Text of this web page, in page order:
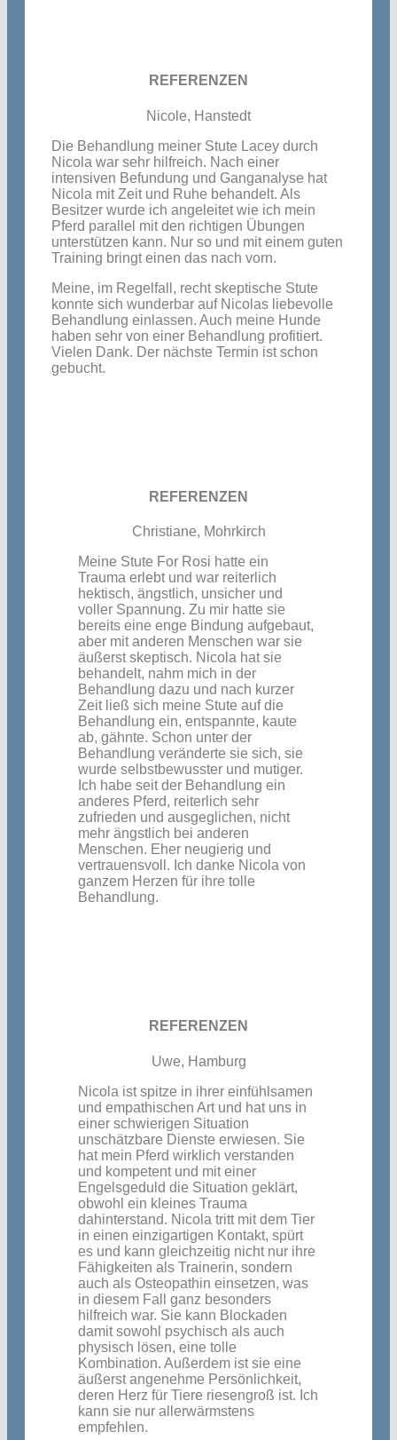
REFERENZEN
Nicole, Hanstedt
Die Behandlung meiner Stute Lacey durch
Nicola war sehr hilfreich. Nach einer
intensiven Befundung und Ganganalyse hat
Nicola mit Zeit und Ruhe behandelt. Als
Besitzer wurde ich angeleitet wie ich mein
Pferd parallel mit den richtigen Übungen
unterstützen kann. Nur so und mit einem guten
Training bringt einen das nach vorn.
Meine, im Regelfall, recht skeptische Stute
konnte sich wunderbar auf Nicolas liebevolle
Behandlung einlassen. Auch meine Hunde
haben sehr von einer Behandlung profitiert.
Vielen Dank. Der nächste Termin ist schon
gebucht.
REFERENZEN
Christiane, Mohrkirch
Meine Stute For Rosi hatte ein
Trauma erlebt und war reiterlich
hektisch, ängstlich, unsicher und
voller Spannung. Zu mir hatte sie
bereits eine enge Bindung aufgebaut,
aber mit anderen Menschen war sie
äußerst skeptisch. Nicola hat sie
behandelt, nahm mich in der
Behandlung dazu und nach kurzer
Zeit ließ sich meine Stute auf die
Behandlung ein, entspannte, kaute
ab, gähnte. Schon unter der
Behandlung veränderte sie sich, sie
wurde selbstbewusster und mutiger.
Ich habe seit der Behandlung ein
anderes Pferd, reiterlich sehr
zufrieden und ausgeglichen, nicht
mehr ängstlich bei anderen
Menschen. Eher neugierig und
vertrauensvoll. Ich danke Nicola von
ganzem Herzen für ihre tolle
Behandlung.
REFERENZEN
Uwe, Hamburg
Nicola ist spitze in ihrer einfühlsamen
und empathischen Art und hat uns in
einer schwierigen Situation
unschätzbare Dienste erwiesen. Sie
hat mein Pferd wirklich verstanden
und kompetent und mit einer
Engelsgeduld die Situation geklärt,
obwohl ein kleines Trauma
dahinterstand. Nicola tritt mit dem Tier
in einen einzigartigen Kontakt, spürt
es und kann gleichzeitig nicht nur ihre
Fähigkeiten als Trainerin, sondern
auch als Osteopathin einsetzen, was
in diesem Fall ganz besonders
hilfreich war. Sie kann Blockaden
damit sowohl psychisch als auch
physisch lösen, eine tolle
Kombination. Außerdem ist sie eine
äußerst angenehme Persönlichkeit,
deren Herz für Tiere riesengroß ist. Ich
kann sie nur allerwärmstens
empfehlen.